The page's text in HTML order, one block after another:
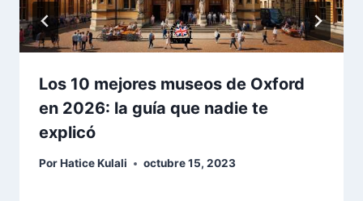
Los 10 mejores museos de Oxford
en 2026: la guía que nadie te
explicó
PorHatice Kulali octubre 15, 2023